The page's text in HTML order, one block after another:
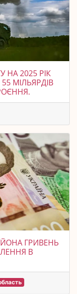
2025 РІК
МІЛЬЯРДІВ
ГРИВЕНЬ
В